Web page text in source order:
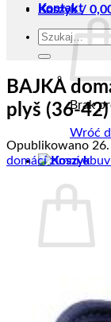
Koszyk /
Brak
Wróć
Wróć do
Kontakt
Szukaj:
BAJKA
plyš (36-42)
Opublikowano
domácí zimní